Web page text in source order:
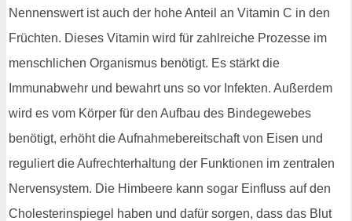
Nennenswert ist auch der hohe Anteil an Vitamin C in den
Früchten. Dieses Vitamin wird für zahlreiche Prozesse im
menschlichen Organismus benötigt. Es stärkt die
Immunabwehr und bewahrt uns so vor Infekten. Außerdem
wird es vom Körper für den Aufbau des Bindegewebes
benötigt, erhöht die Aufnahmebereitschaft von Eisen und
reguliert die Aufrechterhaltung der Funktionen im zentralen
Nervensystem. Die Himbeere kann sogar Einfluss auf den
Cholesterinspiegel haben und dafür sorgen, dass das Blut